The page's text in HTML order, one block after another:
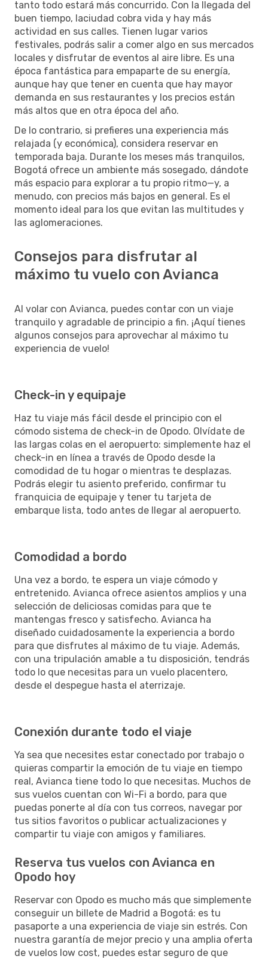
tanto todo estará más concurrido. Con la llegada del
buen tiempo, laciudad cobra vida y hay más
actividad en sus calles. Tienen lugar varios
festivales, podrás salir a comer algo en sus mercados
locales y disfrutar de eventos al aire libre. Es una
época fantástica para empaparte de su energía,
aunque hay que tener en cuenta que hay mayor
demanda en sus restaurantes y los precios están
más altos que en otra época del año.
De lo contrario, si prefieres una experiencia más
relajada (y económica), considera reservar en
temporada baja. Durante los meses más tranquilos,
Bogotá ofrece un ambiente más sosegado, dándote
más espacio para explorar a tu propio ritmo—y, a
menudo, con precios más bajos en general. Es el
momento ideal para los que evitan las multitudes y
las aglomeraciones.
Consejos para disfrutar al
máximo tu vuelo con Avianca
Al volar con Avianca, puedes contar con un viaje
tranquilo y agradable de principio a fin. ¡Aquí tienes
algunos consejos para aprovechar al máximo tu
experiencia de vuelo!
Check-in y equipaje
Haz tu viaje más fácil desde el principio con el
cómodo sistema de check-in de Opodo. Olvídate de
las largas colas en el aeropuerto: simplemente haz el
check-in en línea a través de Opodo desde la
comodidad de tu hogar o mientras te desplazas.
Podrás elegir tu asiento preferido, confirmar tu
franquicia de equipaje y tener tu tarjeta de
embarque lista, todo antes de llegar al aeropuerto.
Comodidad a bordo
Una vez a bordo, te espera un viaje cómodo y
entretenido. Avianca ofrece asientos amplios y una
selección de deliciosas comidas para que te
mantengas fresco y satisfecho. Avianca ha
diseñado cuidadosamente la experiencia a bordo
para que disfrutes al máximo de tu viaje. Además,
con una tripulación amable a tu disposición, tendrás
todo lo que necesitas para un vuelo placentero,
desde el despegue hasta el aterrizaje.
Conexión durante todo el viaje
Ya sea que necesites estar conectado por trabajo o
quieras compartir la emoción de tu viaje en tiempo
real, Avianca tiene todo lo que necesitas. Muchos de
sus vuelos cuentan con Wi-Fi a bordo, para que
puedas ponerte al día con tus correos, navegar por
tus sitios favoritos o publicar actualizaciones y
compartir tu viaje con amigos y familiares.
Reserva tus vuelos con Avianca en
Opodo hoy
Reservar con Opodo es mucho más que simplemente
conseguir un billete de Madrid a Bogotá: es tu
pasaporte a una experiencia de viaje sin estrés. Con
nuestra garantía de mejor precio y una amplia oferta
de vuelos low cost, puedes estar seguro de que